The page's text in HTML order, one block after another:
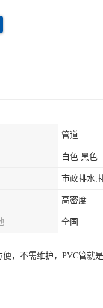
管道
白色 黑色
市政排水,
高密度
全国
，不需维护，PVC管就